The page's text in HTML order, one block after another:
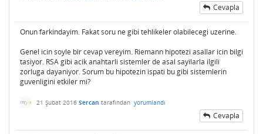
Cevapla
Onun farkindayim. Fakat soru ne gibi tehlikeler olabilecegi uzerine.
Genel icin soyle bir cevap vereyim. Riemann hipotezi asallar icin bilgi
tasiyor. RSA gibi acik anahtarli sistemler de asal sayilarla ilgili
zorluga dayaniyor. Sorum bu hipotezin ispati bu gibi sistemlerin
guvenligini etkiler mi?
21 Şubat 2016 Sercan tarafından yorumlandı
Cevapla